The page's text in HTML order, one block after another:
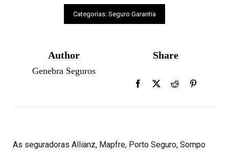
Categorias: Seguro Garantia
Author
Genebra Seguros
Share
As seguradoras Allianz, Mapfre, Porto Seguro, Sompo